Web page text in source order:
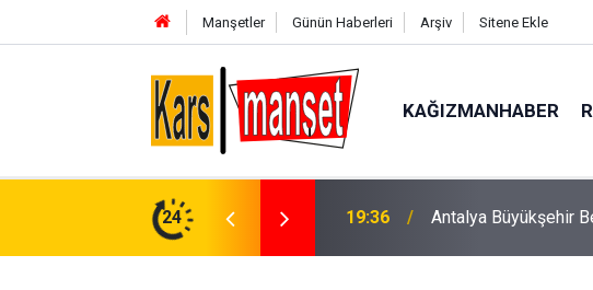
Manşetler Günün Haberleri Arşiv Sitene Ekle
KAĞIZMANHABER
24
2 şüpheli serbest bırakıldı 19:33 Karşı şeride geçen